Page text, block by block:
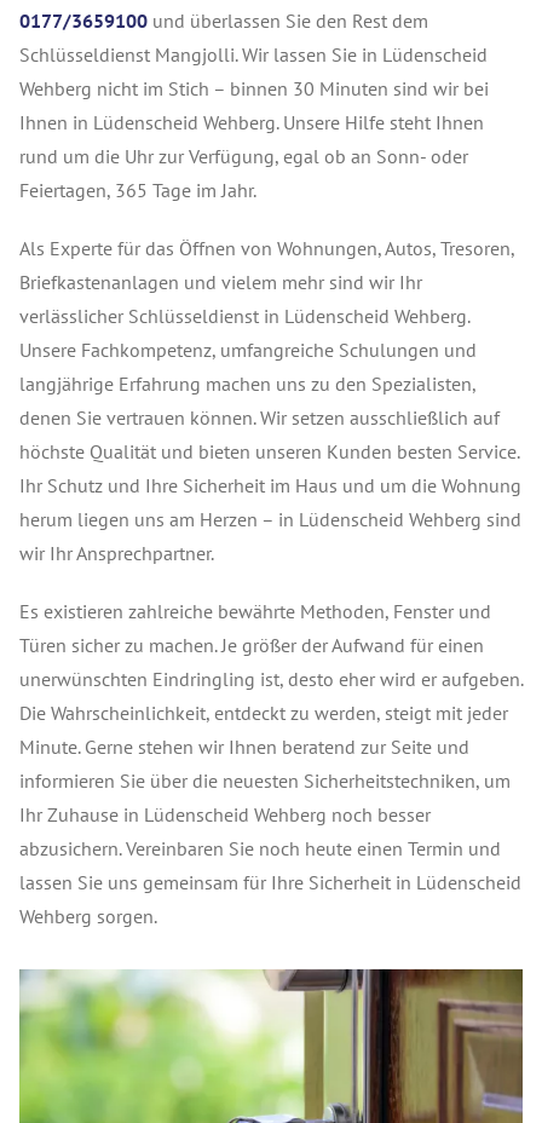
0177/3659100 und überlassen Sie den Rest dem
Schlüsseldienst Mangjolli. Wir lassen Sie in Lüdenscheid
Wehberg nicht im Stich – binnen 30 Minuten sind wir bei
Ihnen in Lüdenscheid Wehberg. Unsere Hilfe steht Ihnen
rund um die Uhr zur Verfügung, egal ob an Sonn- oder
Feiertagen, 365 Tage im Jahr.
Als Experte für das Öffnen von Wohnungen, Autos, Tresoren,
Briefkastenanlagen und vielem mehr sind wir Ihr
verlässlicher Schlüsseldienst in Lüdenscheid Wehberg.
Unsere Fachkompetenz, umfangreiche Schulungen und
langjährige Erfahrung machen uns zu den Spezialisten,
denen Sie vertrauen können. Wir setzen ausschließlich auf
höchste Qualität und bieten unseren Kunden besten Service.
Ihr Schutz und Ihre Sicherheit im Haus und um die Wohnung
herum liegen uns am Herzen – in Lüdenscheid Wehberg sind
wir Ihr Ansprechpartner.
Es existieren zahlreiche bewährte Methoden, Fenster und
Türen sicher zu machen. Je größer der Aufwand für einen
unerwünschten Eindringling ist, desto eher wird er aufgeben.
Die Wahrscheinlichkeit, entdeckt zu werden, steigt mit jeder
Minute. Gerne stehen wir Ihnen beratend zur Seite und
informieren Sie über die neuesten Sicherheitstechniken, um
Ihr Zuhause in Lüdenscheid Wehberg noch besser
abzusichern. Vereinbaren Sie noch heute einen Termin und
lassen Sie uns gemeinsam für Ihre Sicherheit in Lüdenscheid
Wehberg sorgen.